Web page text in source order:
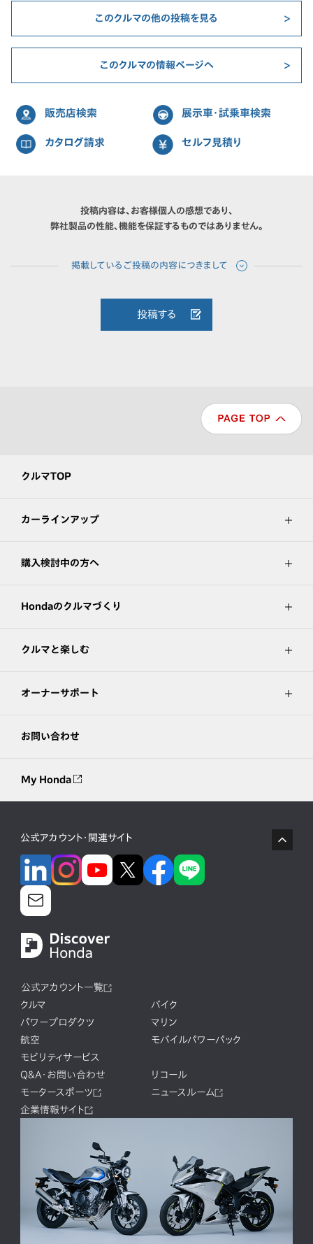
このクルマの他の投稿を見る
このクルマの情報ページへ
販売店検索 展示車・試乗車検索
カタログ請求 セルフ見積り
投稿内容は、お客様個人の感想であり、
弊社製品の性能、機能を保証するものではありません。
投稿する
クルマTOP
カーラインアップ
購入検討中の方へ
Hondaのクルマづくり
クルマと楽しむ
オーナーサポート
お問い合わせ
My Honda
公式アカウント・関連サイト
公式アカウント一覧
クルマ
バイク
パワープロダクツ
マリン
航空
モバイルパワーパック
モビリティサービス
Q&A・お問い合わせ
リコール
モータースポーツ
ニュースルーム
企業情報サイト